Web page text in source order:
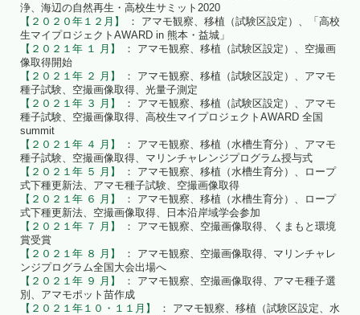
浄、海辺の自然再生・高校生サミット2020
【２０２０年１２月】
： アマモ観察、移植（試験区設定）、「高校
生マイプロジェクトAWARD in 熊本・益城」
【２０２１年 １ 月】
： アマモ観察、移植（試験区設定）、空撮画
像取得開始
【２０２１年 ２ 月】
： アマモ観察、移植（試験区設定）、アマモ
種子試験、空撮画像取得、光量子測定
【２０２１年 ３ 月】
： アマモ観察、移植（試験区設定）、アマモ
種子試験、空撮画像取得、高校生マイプロジェクトAWARD 全国
summit
【２０２１年 ４ 月】
： アマモ観察、移植（水槽生育分）、アマモ
種子試験、空撮画像取得、マリンチャレンジプログラム授与式
【２０２１年 ５ 月】
： アマモ観察、移植（水槽生育分）、ロープ
式下種更新法、アマモ種子試験、空撮画像取得
【２０２１年 ６ 月】
： アマモ観察、移植（水槽生育分）、ロープ
式下種更新法、空撮画像取得、日本沿岸域学会参加
【２０２１年 ７ 月】
： アマモ観察、空撮画像取得、くまもと環境
賞受賞
【２０２１年 ８ 月】
： アマモ観察、空撮画像取得、マリンチャレ
ンジプログラム全国大会出場へ
【２０２１年 ９ 月】
： アマモ観察、空撮画像取得、アマモ種子選
別、アマモポット苗作成
【２０２１年１０・１１月】
： アマモ観察、移植（試験区設定、水